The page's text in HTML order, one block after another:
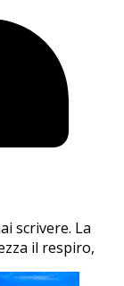
scrivere. La
il respiro,